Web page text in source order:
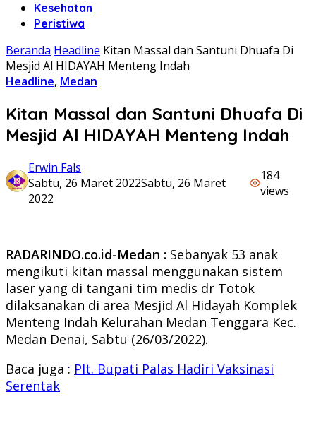
Kesehatan
Peristiwa
Beranda Headline Kitan Massal dan Santuni Dhuafa Di
Mesjid Al HIDAYAH Menteng Indah
Headline, Medan
Kitan Massal dan Santuni Dhuafa Di
Mesjid Al HIDAYAH Menteng Indah
Erwin Fals
Sabtu, 26 Maret 2022Sabtu, 26 Maret
2022
184
views
RADARINDO.co.id-Medan : Sebanyak 53 anak
mengikuti kitan massal menggunakan sistem
laser yang di tangani tim medis dr Totok
dilaksanakan di area Mesjid Al Hidayah Komplek
Menteng Indah Kelurahan Medan Tenggara Kec.
Medan Denai, Sabtu (26/03/2022).
Baca juga : Plt. Bupati Palas Hadiri Vaksinasi
Serentak